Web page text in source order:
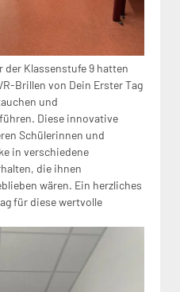
der Klassenstufe 9 hatten
Brillen von Dein Erster Tag
und
Diese innovative
Schülerinnen und
in verschiedene
die ihnen
wären. Ein herzliches
für diese wertvolle